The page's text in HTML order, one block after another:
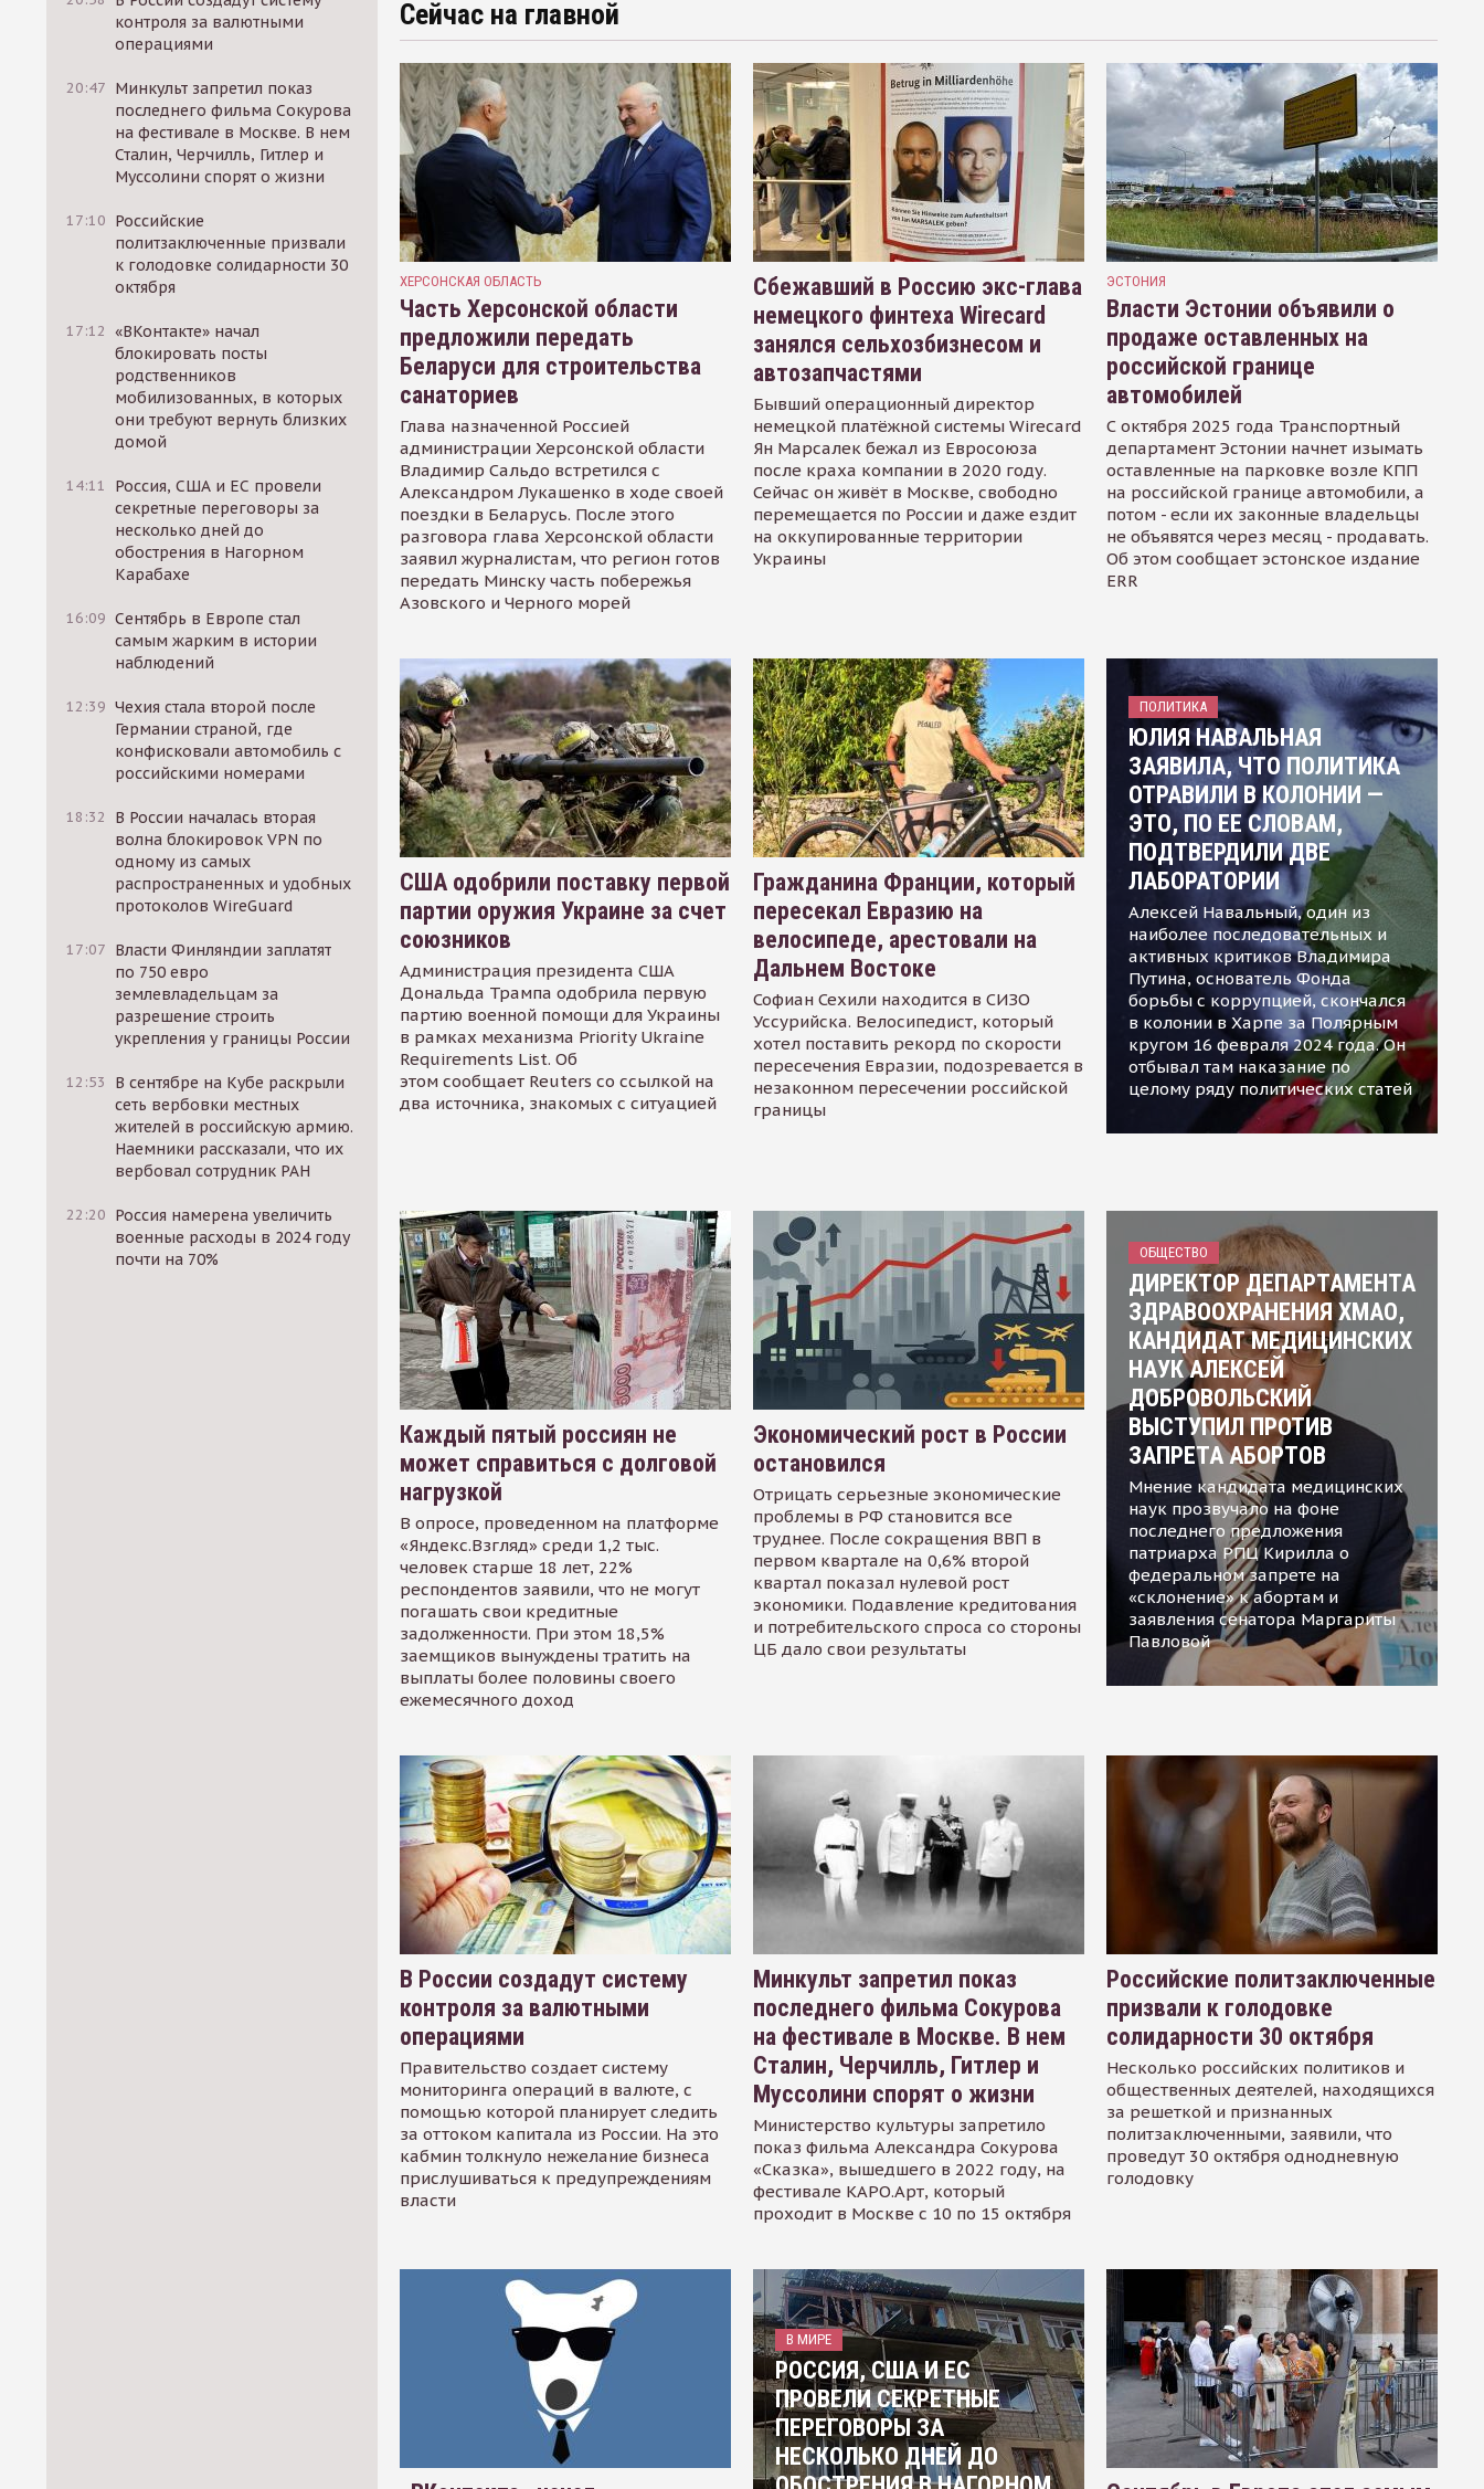
контроля за валютными
операциями
20:47 Минкульт запретил показ
последнего фильма Сокурова
на фестивале в Москве. В нем
Сталин, Черчилль, Гитлер и
Муссолини спорят о жизни
17:10 Российские
политзаключенные призвали
к голодовке солидарности 30
октября
17:12 «ВКонтакте» начал
блокировать посты
родственников
мобилизованных, в которых
они требуют вернуть близких
домой
14:11
Россия, США и ЕС провели
секретные переговоры за
несколько дней до
обострения в Нагорном
Карабахе
16:09 Сентябрь в Европе стал
самым жарким в истории
наблюдений
12:39 Чехия стала второй после
Германии страной, где
конфисковали автомобиль с
российскими номерами
18:32
В России началась вторая
волна блокировок VPN по
одному из самых
распространенных и удобных
протоколов WireGuard
17:07 Власти Финляндии заплатят
по 750 евро
землевладельцам за
разрешение строить
укрепления у границы России
12:53
В сентябре на Кубе раскрыли
сеть вербовки местных
жителей в российскую армию.
Наемники рассказали, что их
вербовал сотрудник РАН
22:20 Россия намерена увеличить
военные расходы в 2024 году
почти на 70%
Сейчас на главной
ХЕРСОНСКАЯ ОБЛАСТЬ
Часть Херсонской области
предложили передать
Беларуси для строительства
санаториев
Глава назначенной Россией
администрации Херсонской области
Владимир Сальдо встретился с
Александром Лукашенко в ходе своей
поездки в Беларусь. После этого
разговора глава Херсонской области
заявил журналистам, что регион готов
передать Минску часть побережья
Азовского и Черного морей
Сбежавший в Россию экс-глава
немецкого финтеха Wirecard
занялся сельхозбизнесом и
автозапчастями
Бывший операционный директор
немецкой платёжной системы Wirecard
Ян Марсалек бежал из Евросоюза
после краха компании в 2020 году.
Сейчас он живёт в Москве, свободно
перемещается по России и даже ездит
на оккупированные территории
Украины
ЭСТОНИЯ
Власти Эстонии объявили о
продаже оставленных на
российской границе
автомобилей
С октября 2025 года Транспортный
департамент Эстонии начнет изымать
оставленные на парковке возле КПП
на российской границе автомобили, а
потом - если их законные владельцы
не объявятся через месяц - продавать.
Об этом сообщает эстонское издание
ERR
США одобрили поставку первой
партии оружия Украине за счет
союзников
Администрация президента США
Дональда Трампа одобрила первую
партию военной помощи для Украины
в рамках механизма Priority Ukraine
Requirements List. Об
этом сообщает Reuters со ссылкой на
два источника, знакомых с ситуацией
Гражданина Франции, который
пересекал Евразию на
велосипеде, арестовали на
Дальнем Востоке
Софиан Сехили находится в СИЗО
Уссурийска. Велосипедист, который
хотел поставить рекорд по скорости
пересечения Евразии, подозревается в
незаконном пересечении российской
границы
ПОЛИТИКА
ЮЛИЯ НАВАЛЬНАЯ
ЗАЯВИЛА, ЧТО ПОЛИТИКА
ОТРАВИЛИ В КОЛОНИИ —
ЭТО, ПО ЕЕ СЛОВАМ,
ПОДТВЕРДИЛИ ДВЕ
ЛАБОРАТОРИИ
Алексей Навальный, один из
наиболее последовательных и
активных критиков Владимира
Путина, основатель Фонда
борьбы с коррупцией, скончался
в колонии в Харпе за Полярным
кругом 16 февраля 2024 года. Он
отбывал там наказание по
целому ряду политических статей
Каждый пятый россиян не
может справиться с долговой
нагрузкой
В опросе, проведенном на платформе
«Яндекс.Взгляд» среди 1,2 тыс.
человек старше 18 лет, 22%
респондентов заявили, что не могут
погашать свои кредитные
задолженности. При этом 18,5%
заемщиков вынуждены тратить на
выплаты более половины своего
ежемесячного доход
Экономический рост в России
остановился
Отрицать серьезные экономические
проблемы в РФ становится все
труднее. После сокращения ВВП в
первом квартале на 0,6% второй
квартал показал нулевой рост
экономики. Подавление кредитования
и потребительского спроса со стороны
ЦБ дало свои результаты
ОБЩЕСТВО
ДИРЕКТОР ДЕПАРТАМЕНТА
ЗДРАВООХРАНЕНИЯ ХМАО,
КАНДИДАТ МЕДИЦИНСКИХ
НАУК АЛЕКСЕЙ
ДОБРОВОЛЬСКИЙ
ВЫСТУПИЛ ПРОТИВ
ЗАПРЕТА АБОРТОВ
Мнение кандидата медицинских
наук прозвучало на фоне
последнего предложения
патриарха РПЦ Кирилла о
федеральном запрете на
«склонение» к абортам и
заявления сенатора Маргариты
Павловой
В России создадут систему
контроля за валютными
операциями
Правительство создает систему
мониторинга операций в валюте, с
помощью которой планирует следить
за оттоком капитала из России. На это
кабмин толкнуло нежелание бизнеса
прислушиваться к предупреждениям
власти
Минкульт запретил показ
последнего фильма Сокурова
на фестивале в Москве. В нем
Сталин, Черчилль, Гитлер и
Муссолини спорят о жизни
Министерство культуры запретило
показ фильма Александра Сокурова
«Сказка», вышедшего в 2022 году, на
фестивале КАРО.Арт, который
проходит в Москве с 10 по 15 октября
Российские политзаключенные
призвали к голодовке
солидарности 30 октября
Несколько российских политиков и
общественных деятелей, находящихся
за решеткой и признанных
политзаключенными, заявили, что
проведут 30 октября однодневную
голодовку
В МИРЕ
РОССИЯ, США И ЕС
ПРОВЕЛИ СЕКРЕТНЫЕ
ПЕРЕГОВОРЫ ЗА
НЕСКОЛЬКО ДНЕЙ ДО